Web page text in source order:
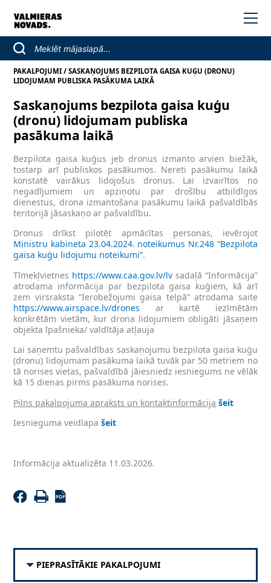
PAKALPOJUMI /SASKAŅOJUMS BEZPILOTA GAISA KUĢU (DRONU)
LIDOJUMAM PUBLISKA PASĀKUMA LAIKĀ
PIEPRASĪTĀKIE PAKALPOJUMI
Saskaņojums bezpilota gaisa kuģu
(dronu) lidojumam publiska
pasākuma laikā
Bezpilota gaisa kuģus jeb dronus izmanto arvien biežāk,
tostarp arī publiskos pasākumos. Nereti pasākumu laikā
konstatē vairākus lidojošus dronus. Lai izvairītos no
negadījumiem un apziņotu par drošību atbildīgos
dienestus, drona izmantošana pasākumu laikā pašvaldībās
teritorijā jāsaskaņo ar pašvaldību.
Dronus drīkst pilotēt apmācītas personas, ievērojot
Ministru kabineta 23.04.2024. noteikumus Nr.248 “Bezpilota
gaisa kuģu lidojumu noteikumi”.
Tīmekļvietnes https://www.caa.gov.lv/lv sadaļā “Informācija”
atrodama informācija par bezpilota gaisa kuģiem, kā arī
zem virsraksta “Ierobežojumi gaisa telpā” atrodama saite
https://www.airspace.lv/drones ar kartē iezīmētām
konkrētām vietām, kur drona lidojumiem obligāti jāsaņem
objekta īpašnieka/ valdītāja atļauja
Lai saņemtu pašvaldības saskaņojumu bezpilota gaisa kuģu
(dronu) lidojumam pasākuma laikā tuvāk par 50 metriem no
tā norises vietas, pašvaldībā jāiesniedz iesniegums ne vēlāk
kā 15 dienas pirms pasākuma norises.
Pilns pakalpojuma apraksts un kontaktinformācija šeit
Iesnieguma veidlapašeit
Informācija aktualizēta 11.03.2026.